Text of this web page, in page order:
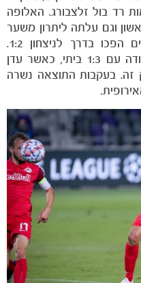
רד בול זלצבורג. האלופה
וגם עלתה ליתרון משער
נהדר של דן ביטון, אך האוסטרים הפכו בדרך לניצחון 1:2.
בגומלין השלימה היריבה את העבודה עם 1:3 ביתי, כאשר עדן
זה. בעקבות התוצאה נשרה